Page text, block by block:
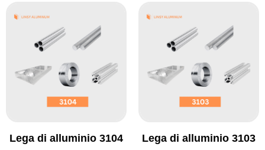
Lega di alluminio 3104 Lega di alluminio 3103